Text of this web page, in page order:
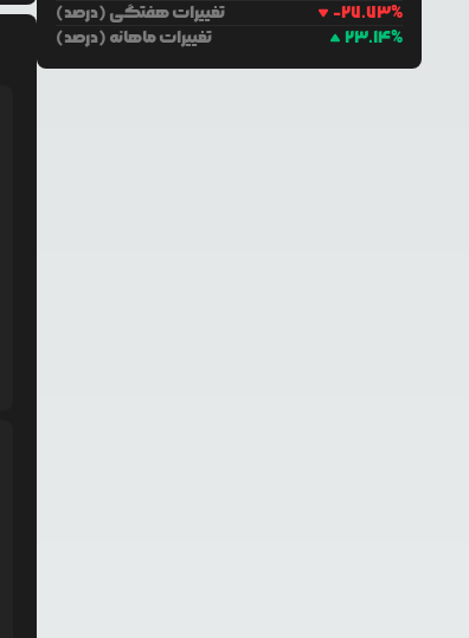
تغییرات هفتگی (درصد)
-27.73%
تغییرات ماهانه (درصد)
23.14%